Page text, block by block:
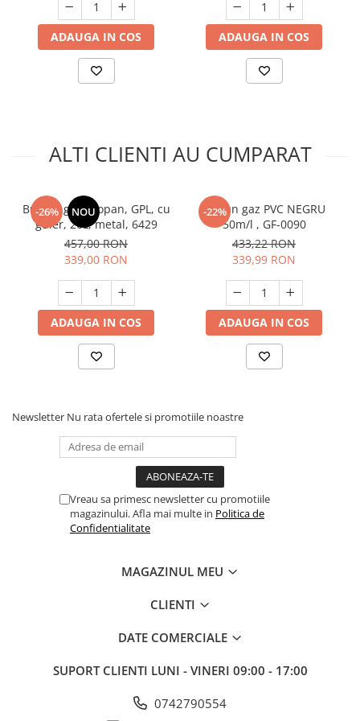
ADAUGA IN COS ADAUGA IN COS
ALTI CLIENTI AU CUMPARAT
-26% NOU
Butelie gaz propan, GPL, cu
guler, 26L, metal, 6429
457,00 RON
339,00 RON
ADAUGA IN COS
-22%
Furtun gaz PVC NEGRU
50m/l , GF-0090
433,22 RON
339,99 RON
ADAUGA IN COS
Newsletter Nu rata ofertele si promotiile noastre
Vreau sa primesc newsletter cu promotiile
magazinului. Afla mai multe in Politica de
Confidentialitate
MAGAZINUL MEU
CLIENTI
DATE COMERCIALE
SUPORT CLIENTI LUNI - VINERI 09:00 - 17:00
0742790554